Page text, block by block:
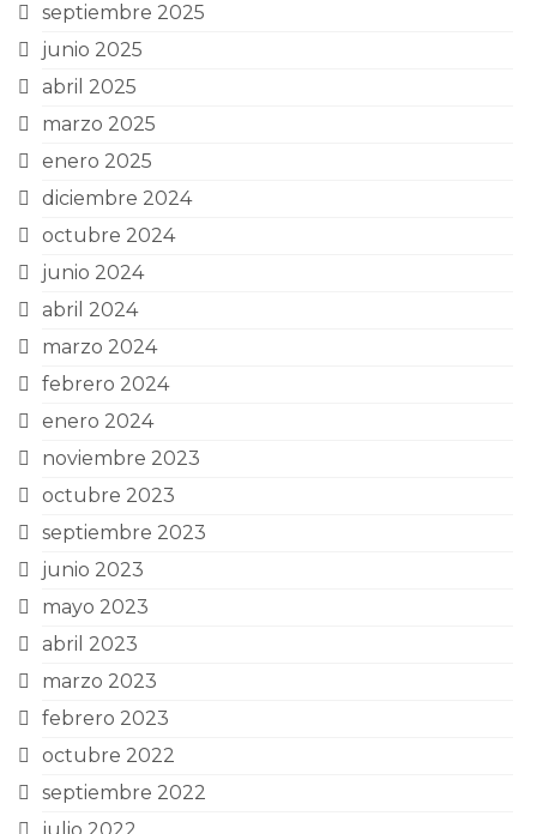
septiembre 2025
junio 2025
abril 2025
marzo 2025
enero 2025
diciembre 2024
octubre 2024
junio 2024
abril 2024
marzo 2024
febrero 2024
enero 2024
noviembre 2023
octubre 2023
septiembre 2023
junio 2023
mayo 2023
abril 2023
marzo 2023
febrero 2023
octubre 2022
septiembre 2022